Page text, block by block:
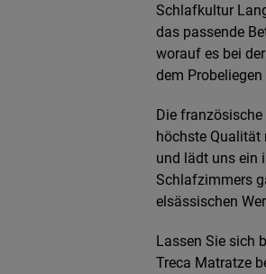
Schlafkultur
das passende
worauf es bei
dem
Die
höchste Qualität
und lädt uns ein
Schlafzimmers
elsässischen
Lassen Sie sich
Treca Matratze